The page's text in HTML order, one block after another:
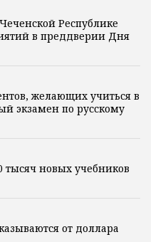
Республике
в преддверии Дня
желающих учиться в
экзамен по русскому
тысяч новых учебников
от доллара